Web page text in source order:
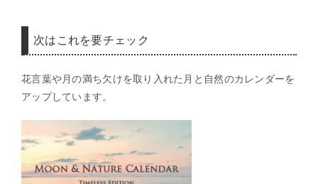
次はこれを要チェック
花言葉や月の満ち欠けを取り入れた月と自然のカレンダーを
アップしています。